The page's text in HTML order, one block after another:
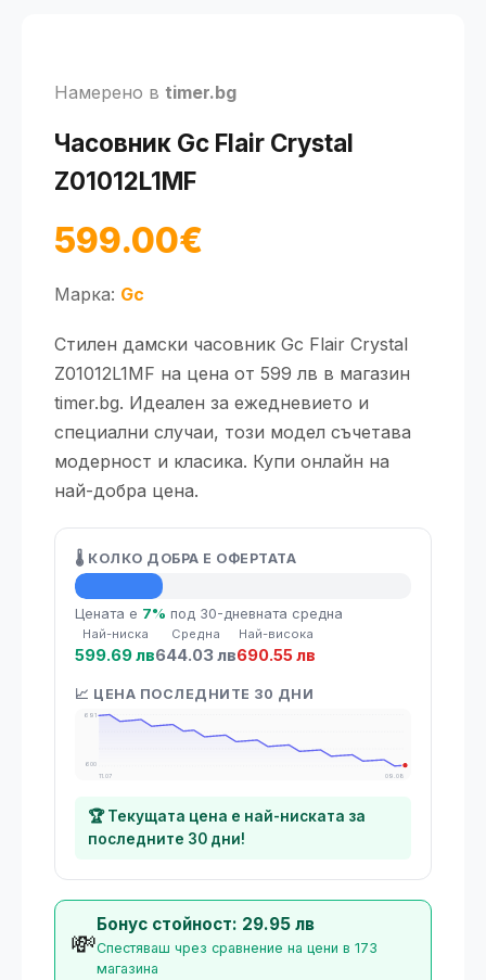
Намерено в timer.bg
Часовник Gc Flair Crystal
Z01012L1MF
599.00€
Марка: Gc
Стилен дамски часовник Gc Flair Crystal
Z01012L1MF на цена от 599 лв в магазин
timer.bg. Идеален за ежедневието и
специални случаи, този модел съчетава
модерност и класика. Купи онлайн на
най-добра цена.
🌡️ КОЛКО ДОБРА Е ОФЕРТАТА
💡 Средна цена
Цената е 7% под 30-дневната средна
Най-ниска
599.69 лв
Средна
644.03 лв
Най-висока
690.55 лв
📈 ЦЕНА ПОСЛЕДНИТЕ 30 ДНИ
691
600
11.07
09.08
🏆 Текущата цена е най-ниската за
последните 30 дни!
💸
Бонус стойност: 29.95 лв
Спестяваш чрез сравнение на цени в 173
магазина